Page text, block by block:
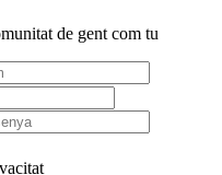
de gent com tu